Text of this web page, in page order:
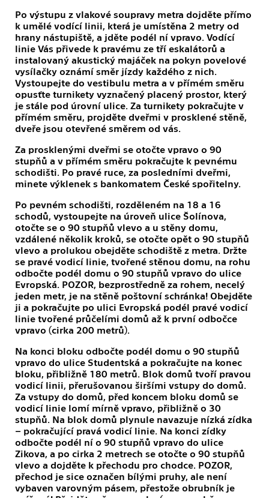
Po výstupu z vlakové soupravy metra dojděte přímo
k umělé vodící linii, která je umístěna 2 metry od
hrany nástupiště, a jděte podél ní vpravo. Vodící
linie Vás přivede k pravému ze tří eskalátorů a
instalovaný akustický majáček na pokyn povelové
vysílačky oznámí směr jízdy každého z nich.
Vystoupejte do vestibulu metra a v přímém směru
opusťte turnikety vyznačený placený prostor, který
je stále pod úrovní ulice. Za turnikety pokračujte v
přímém směru, projděte dveřmi v prosklené stěně,
dveře jsou otevřené směrem od vás.
Za prosklenými dveřmi se otočte vpravo o 90
stupňů a v přímém směru pokračujte k pevnému
schodišti. Po pravé ruce, za posledními dveřmi,
minete výklenek s bankomatem České spořitelny.
Po pevném schodišti, rozděleném na 18 a 16
schodů, vystoupejte na úroveň ulice Šolínova,
otočte se o 90 stupňů vlevo a u stěny domu,
vzdálené několik kroků, se otočte opět o 90 stupňů
vlevo a prolukou obejděte schodiště z metra. Držte
se pravé vodicí linie, tvořené stěnou domu, na rohu
odbočte podél domu o 90 stupňů vpravo do ulice
Evropská. POZOR, bezprostředně za rohem, necelý
jeden metr, je na stěně poštovní schránka! Obejděte
ji a pokračujte po ulici Evropská podél pravé vodicí
linie tvořené průčelími domů až k první odbočce
vpravo (cirka 200 metrů).
Na konci bloku odbočte podél domu o 90 stupňů
vpravo do ulice Studentská a pokračujte na konec
bloku, přibližně 180 metrů. Blok domů tvoří pravou
vodicí linii, přerušovanou širšími vstupy do domů.
Za vstupy do domů, před koncem bloku domů se
vodicí linie lomí mírně vpravo, přibližně o 30
stupňů. Na blok domů plynule navazuje nízká zídka
– pokračující pravá vodicí linie. Na konci zídky
odbočte podél ní o 90 stupňů vpravo do ulice
Zikova, a po cirka 2 metrech se otočte o 90 stupňů
vlevo a dojděte k přechodu pro chodce. POZOR,
přechod je sice označen bílými pruhy, ale není
vybaven varovným pásem, přestože obrubník je